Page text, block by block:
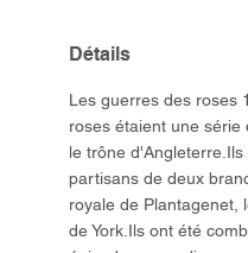
Détails
Les guerres des roses
roses étaient une
le trône
partisans de deux
royale de Plantagenet,
de York.Ils ont été